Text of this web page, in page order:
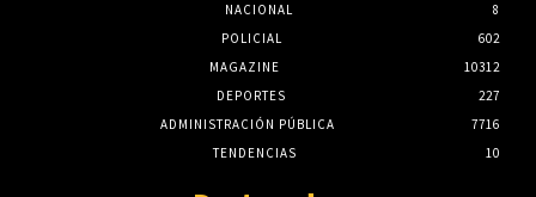
NACIONAL
8
POLICIAL
602
MAGAZINE
10312
DEPORTES
227
ADMINISTRACIÓN PÚBLICA
7716
TENDENCIAS
10